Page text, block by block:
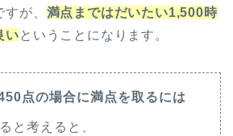
が、 満点まではだいたい1,500時
い ということになります。
点の場合に満点を取るには
と考えると、